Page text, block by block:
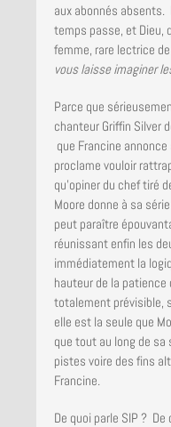
aux abonnés
temps passe, et Dieu,
femme, rare lectrice
vous laisse imaginer
Parce que
chanteur Griffin Silver
que Francine
proclame vouloir
qu’opiner du chef tiré
Moore donne à sa
peut paraître
réunissant enfin les
immédiatement la
hauteur de la patience
totalement prévisible,
elle est la seule que
que tout au long de
pistes voire des fins
Francine.
De quoi parle SIP ?